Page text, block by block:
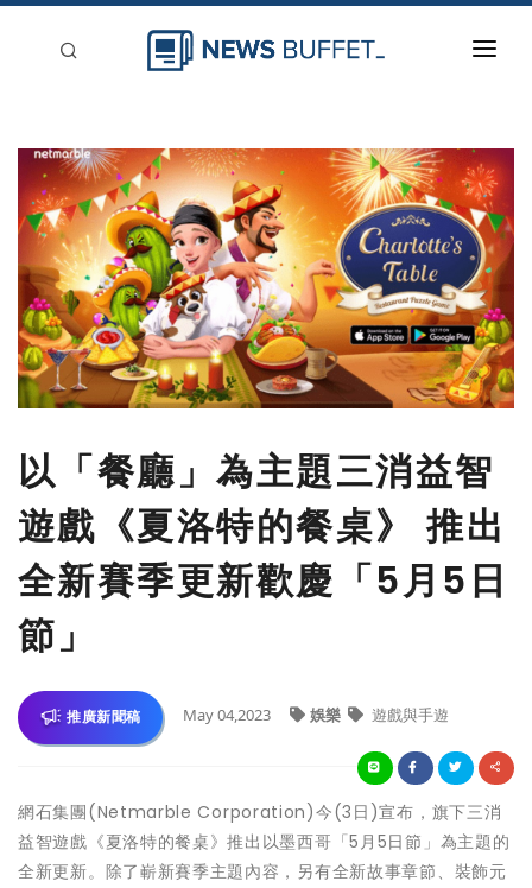
新聞稿分類
登入
刊登
以「餐廳」為主題三消益智
遊戲《夏洛特的餐桌》 推出
全新賽季更新歡慶「5月5日
節」
推廣新聞稿 May 04,2023 娛樂 遊戲與手遊
網石集團(Netmarble Corporation)今(3日)宣布，旗下三消
益智遊戲《夏洛特的餐桌》推出以墨西哥「5月5日節」為主題的
全新更新。除了嶄新賽季主題內容，另有全新故事章節、裝飾元